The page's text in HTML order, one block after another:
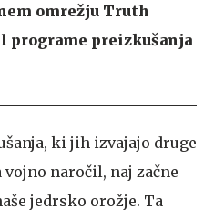
omrežju Truth
programe preizkušanja
ki jih izvajajo druge
naročil, naj začne
jedrsko orožje. Ta